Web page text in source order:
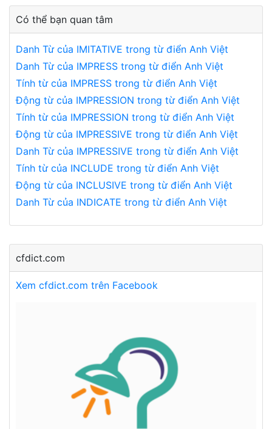
Có thể bạn quan tâm
Danh Từ của IMITATIVE trong từ điển Anh Việt
Danh Từ của IMPRESS trong từ điển Anh Việt
Tính từ của IMPRESS trong từ điển Anh Việt
Động từ của IMPRESSION trong từ điển Anh Việt
Tính từ của IMPRESSION trong từ điển Anh Việt
Động từ của IMPRESSIVE trong từ điển Anh Việt
Danh Từ của IMPRESSIVE trong từ điển Anh Việt
Tính từ của INCLUDE trong từ điển Anh Việt
Động từ của INCLUSIVE trong từ điển Anh Việt
Danh Từ của INDICATE trong từ điển Anh Việt
cfdict.com
Xem cfdict.com trên Facebook